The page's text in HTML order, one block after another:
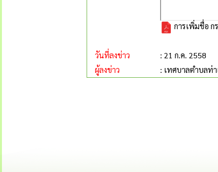
การเพิ่มชื่อ
วันที่ลงข่าว
: 21 ก.ค. 2558
ผู้ลงข่าว
: เทศบาลตำบลท่